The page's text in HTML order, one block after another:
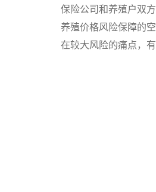
保险公司和养殖户双
养殖价格风险保障的
在较大风险的痛点，